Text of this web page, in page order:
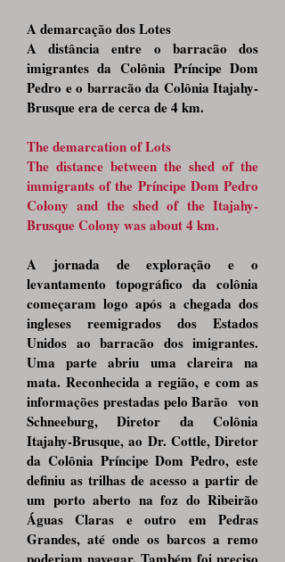
A demarcação dos Lotes
A distância entre o barracão dos
imigrantes da Colônia Príncipe Dom
Pedro e o barracão da Colônia Itajahy-
Brusque era de cerca de 4 km.
The demarcation of Lots
The distance between the shed of the
immigrants of the Príncipe Dom Pedro
Colony and the shed of the Itajahy-
Brusque Colony was about 4 km.
A jornada de exploração e o
levantamento topográfico da colônia
começaram logo após a chegada dos
ingleses reemigrados dos Estados
Unidos ao barracão dos imigrantes.
Uma parte abriu uma clareira na
mata. Reconhecida a região, e com as
informações prestadas pelo Barão von
Schneeburg, Diretor da Colônia
Itajahy-Brusque, ao Dr. Cottle, Diretor
da Colônia Príncipe Dom Pedro, este
definiu as trilhas de acesso a partir de
um porto aberto na foz do Ribeirão
Águas Claras e outro em Pedras
Grandes, até onde os barcos a remo